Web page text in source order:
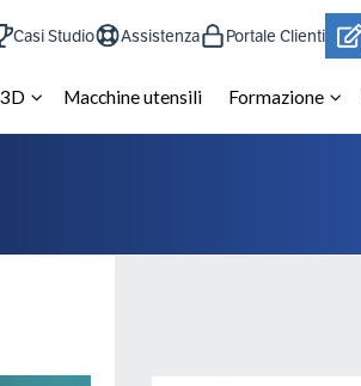
Casi Studio Assistenza Portale Clienti
Macchine utensili Formazione